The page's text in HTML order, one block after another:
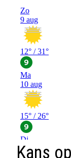
Kans